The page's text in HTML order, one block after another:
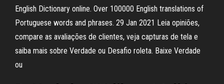
English Dictionary online. Over 100000 English translations of
Portuguese words and phrases. 29 Jan 2021 Leia opiniões,
compare as avaliações de clientes, veja capturas de tela e
saiba mais sobre Verdade ou Desafio roleta. Baixe Verdade
ou